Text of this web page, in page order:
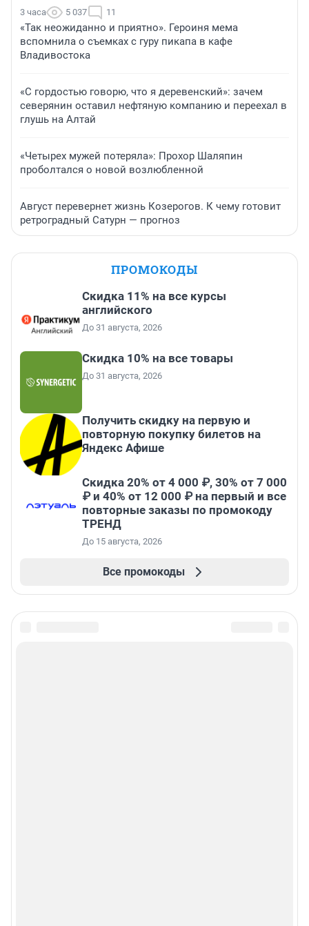
3 часа 5 037 11
«Так неожиданно и приятно». Героиня мема
вспомнила о съемках с гуру пикапа в кафе
Владивостока
«С гордостью говорю, что я деревенский»: зачем
северянин оставил нефтяную компанию и переехал в
глушь на Алтай
«Четырех мужей потеряла»: Прохор Шаляпин
проболтался о новой возлюбленной
Август перевернет жизнь Козерогов. К чему готовит
ретроградный Сатурн — прогноз
ПРОМОКОДЫ
Скидка 11% на все курсы
английского
До 31 августа, 2026
Скидка 10% на все товары
До 31 августа, 2026
Получить скидку на первую и
повторную покупку билетов на
Яндекс Афише
Скидка 20% от 4 000 ₽, 30% от 7 000
₽ и 40% от 12 000 ₽ на первый и все
повторные заказы по промокоду
ТРЕНД
До 15 августа, 2026
Все промокоды